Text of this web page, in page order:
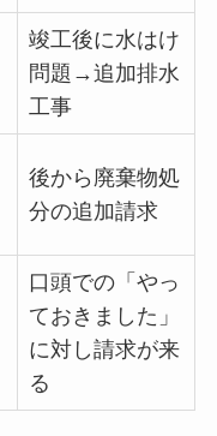
竣工後に水はけ
問題→追加排水
工事
後から廃棄物処
分の追加請求
口頭での「やっ
ておきました」
に対し請求が来
る